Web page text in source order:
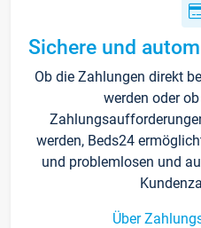
Sichere und
Ob die Zahlungen direkt
werden oder
werden, Beds24
und problemlosen und
Über